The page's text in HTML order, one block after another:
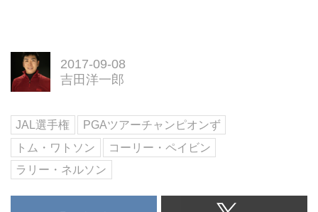
たして実際のところはどうなんだ
ろう？ 激飛びアイアンを使うこ
とで、スコアは良くなるのか。ゴ
2017-09-08
吉田洋一郎
JAL選手権
PGAツアーチャンピオンず
トム・ワトソン
コーリー・ペイビン
ラリー・ネルソン